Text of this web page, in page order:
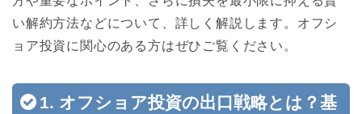
い解約方法などについて、詳しく解説します。オフシ
ョア投資に関心のある方はぜひご覧ください。
1. オフショア投資の出口戦略とは？基